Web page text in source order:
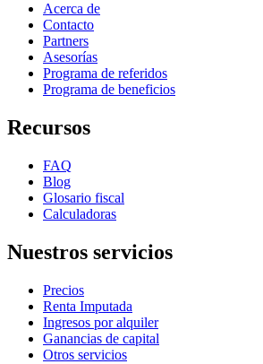
Acerca de
Contacto
Partners
Asesorías
Programa de referidos
Programa de beneficios
Recursos
FAQ
Blog
Glosario fiscal
Calculadoras
Nuestros servicios
Precios
Renta Imputada
Ingresos por alquiler
Ganancias de capital
Otros servicios